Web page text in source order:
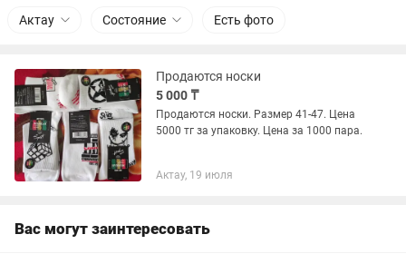
Актау Состояние Есть фото
Продаются носки
5 000 ₸
Продаются носки. Размер 41-47. Цена
5000 тг за упаковку. Цена за 1000 пара.
Актау, 19 июля
Вас могут заинтересовать